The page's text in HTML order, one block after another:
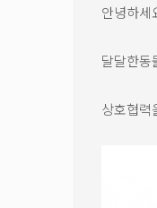
안녕하세
달달한동
상호협력